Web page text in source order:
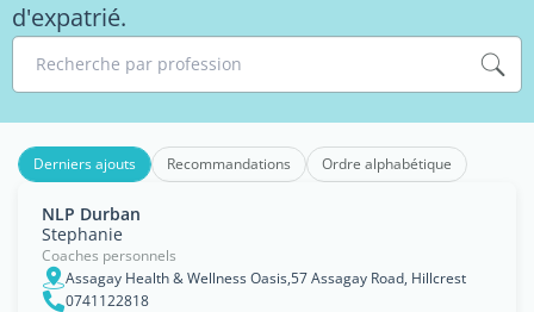
d'expatrié.
Recherche par profession
Derniers ajouts Recommandations Ordre alphabétique
NLP Durban
Stephanie
Coaches personnels
Assagay Health & Wellness Oasis,57 Assagay Road, Hillcrest
0741122818